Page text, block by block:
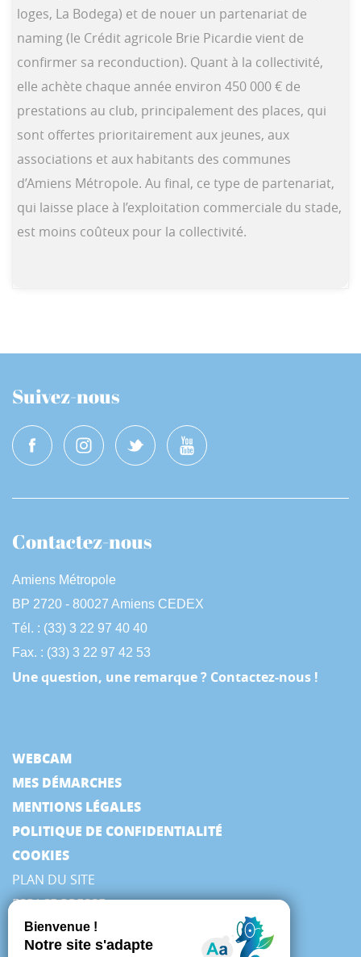
loges, La Bodega) et de nouer un partenariat de
naming (le Crédit agricole Brie Picardie vient de
confirmer sa reconduction). Quant à la collectivité,
elle achète chaque année environ 450 000 € de
prestations au club, principalement des places, qui
sont offertes prioritairement aux jeunes, aux
associations et aux habitants des communes
d’Amiens Métropole. Au final, ce type de partenariat,
qui laisse place à l’exploitation commerciale du stade,
est moins coûteux pour la collectivité.
Suivez-nous
Contactez-nous
Amiens Métropole
BP 2720 - 80027 Amiens CEDEX
Tél. : (33) 3 22 97 40 40
Fax. : (33) 3 22 97 42 53
Une question, une remarque ? Contactez-nous !
WEBCAM
MES DÉMARCHES
MENTIONS LÉGALES
POLITIQUE DE CONFIDENTIALITÉ
COOKIES
PLAN DU SITE
ESPACE PRESSE